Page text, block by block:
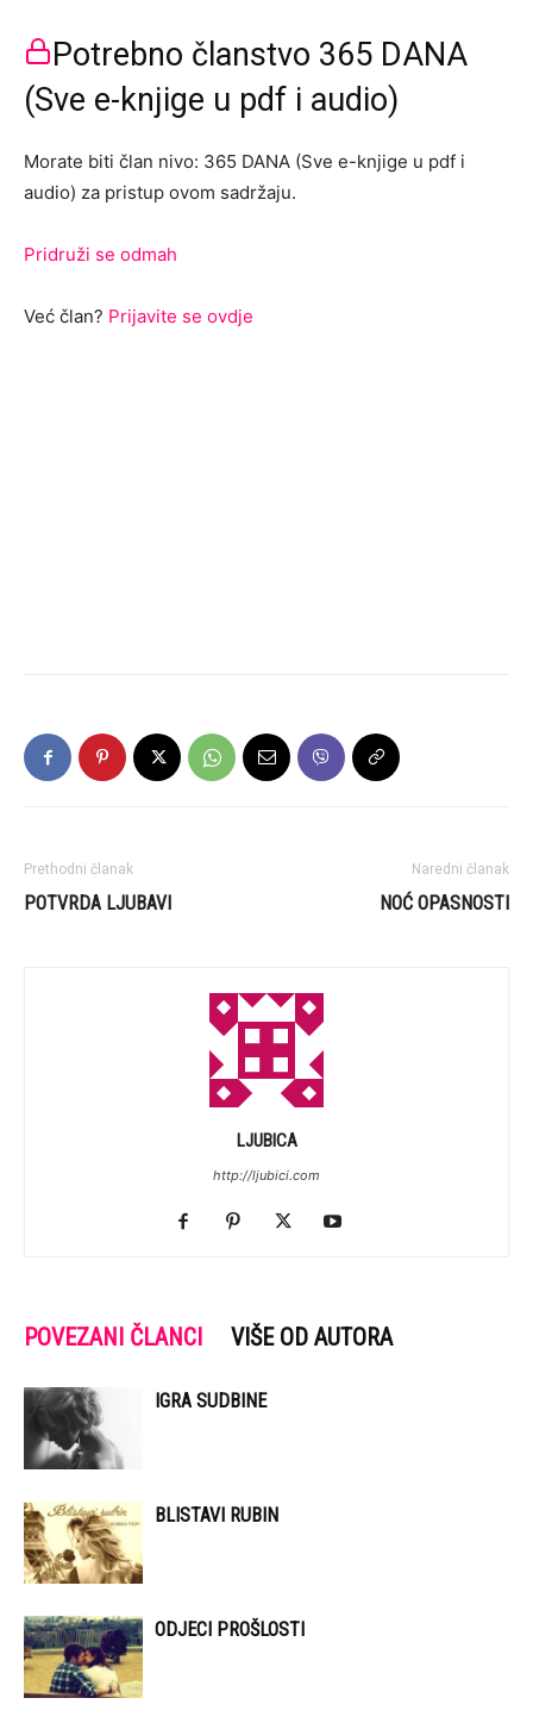
Potrebno članstvo 365 DANA
(Sve e-knjige u pdf i audio)
Morate biti član nivo: 365 DANA (Sve e-knjige u pdf i
audio) za pristup ovom sadržaju.
Pridruži se odmah
Već član? Prijavite se ovdje
Prethodni članak
POTVRDA LJUBAVI
Naredni članak
NOĆ OPASNOSTI
LJUBICA
http://ljubici.com
POVEZANI ČLANCI VIŠE OD AUTORA
IGRA SUDBINE
BLISTAVI RUBIN
ODJECI PROŠLOSTI